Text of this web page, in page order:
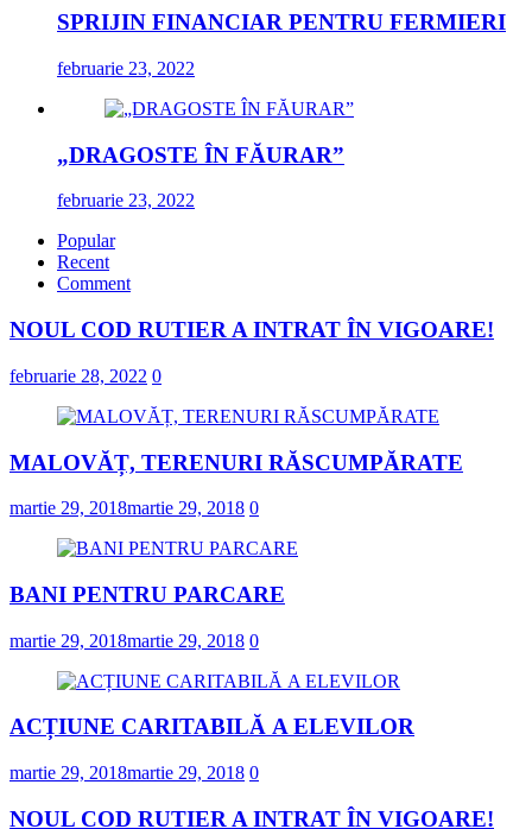
SPRIJIN FINANCIAR PENTRU FERMIERI
februarie 23, 2022
„DRAGOSTE ÎN FĂURAR”
februarie 23, 2022
Popular
Recent
Comment
NOUL COD RUTIER A INTRAT ÎN VIGOARE!
februarie 28, 2022 0
MALOVĂȚ, TERENURI RĂSCUMPĂRATE
martie 29, 2018martie 29, 2018 0
BANI PENTRU PARCARE
martie 29, 2018martie 29, 2018 0
ACȚIUNE CARITABILĂ A ELEVILOR
martie 29, 2018martie 29, 2018 0
NOUL COD RUTIER A INTRAT ÎN VIGOARE!